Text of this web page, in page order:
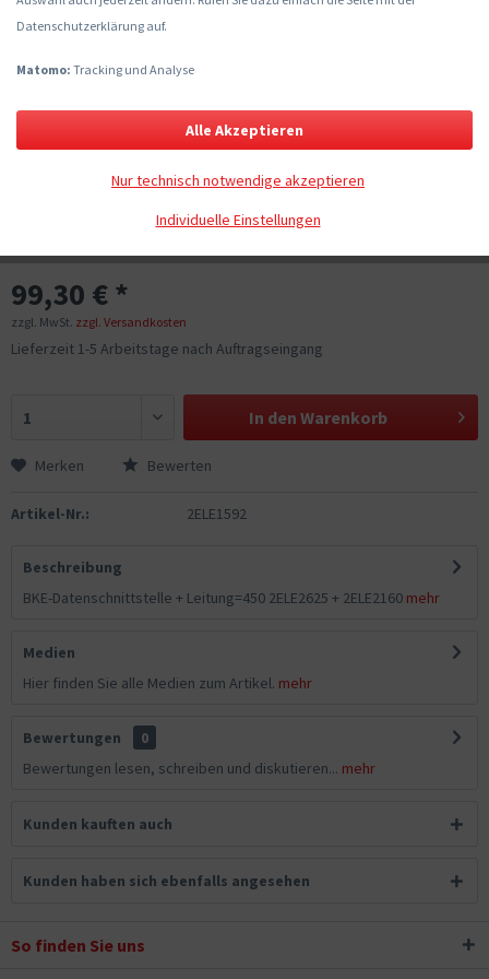
99,30 € *
zzgl. MwSt. zzgl. Versandkosten
Lieferzeit 1-5 Arbeitstage nach Auftragseingang
In den Warenkorb
Merken Bewerten
Artikel-Nr.: 2ELE1592
Beschreibung
BKE-Datenschnittstelle + Leitung=450 2ELE2625 + 2ELE2160 mehr
Medien
Hier finden Sie alle Medien zum Artikel. mehr
Bewertungen
0
Bewertungen lesen, schreiben und diskutieren... mehr
Kunden kauften auch
Kunden haben sich ebenfalls angesehen
So finden Sie uns
Datenschutzerklärung auf.
Matomo: Tracking und Analyse
Individuelle Einstellungen
Nur technisch notwendige akzeptieren
Alle Akzeptieren